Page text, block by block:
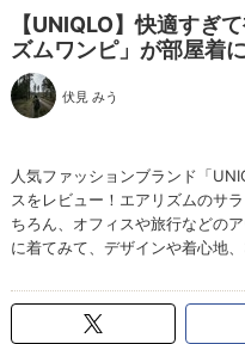
【UNIQLO】快適すぎ
ズムワンピ」が部屋着
伏見 みう
人気ファッションブランド「
スをレビュー！エアリズムのサ
ちろん、オフィスや旅行などの
に着てみて、デザインや着心地